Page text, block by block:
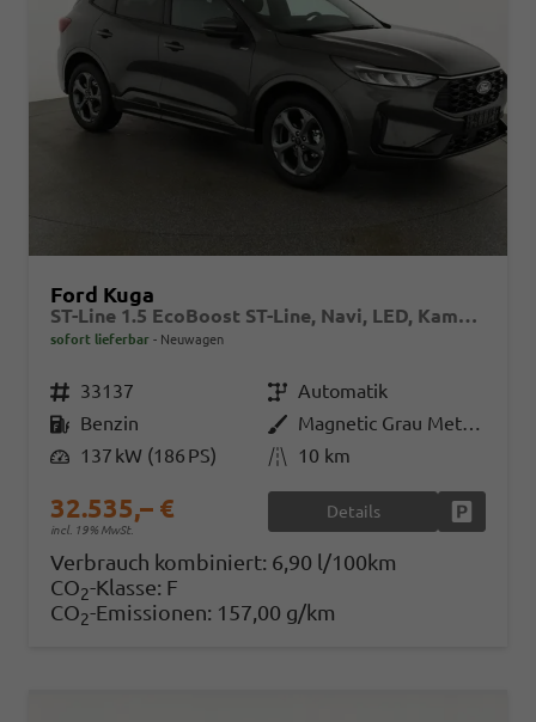
Ford Kuga
ST-Line 1.5 EcoBoost ST-Line, Navi, LED, Kamera, Winter, FS beheizbar
sofort lieferbar Neuwagen
Fahrzeugnr. 33137 GetriebeAutomatik
Kraftstoff Benzin Außenfarbe
Magnetic Grau Metallic
Leistung 137 kW (186 PS) Kilometerstand 10 km
32.535,– €
incl. 19% MwSt.
Details
Verbrauch kombiniert: 6,90 l/100km
CO2-Klasse: F
CO2-Emissionen: 157,00 g/km